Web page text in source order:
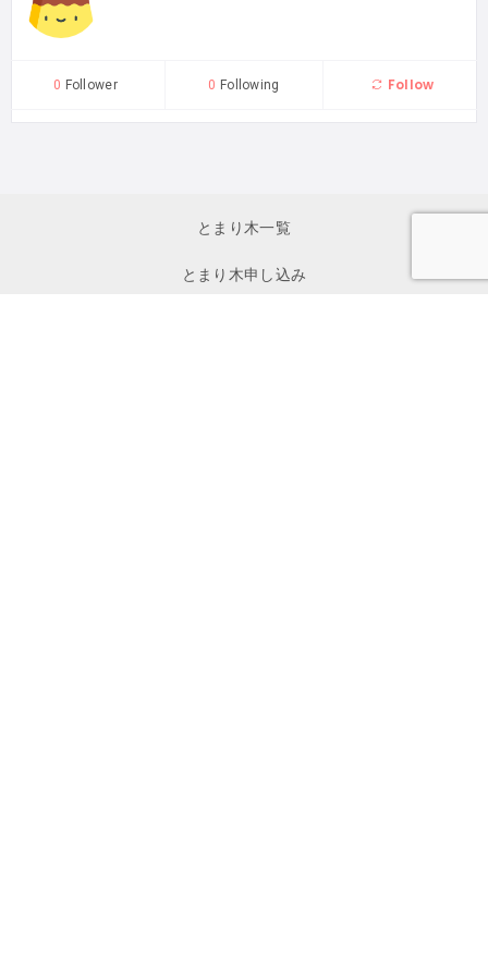
0 Follower 0 Following Follow
とまり木一覧
とまり木申し込み